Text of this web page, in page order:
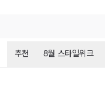
추천 8월 스타일위크